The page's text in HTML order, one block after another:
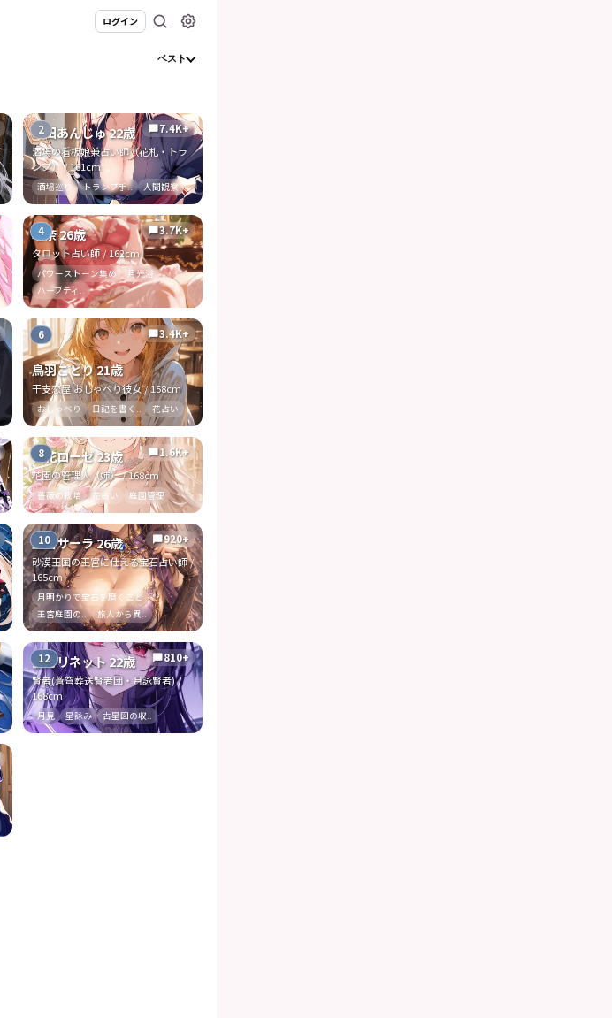
ログイン
ベスト
2 chat_bubble7.4K+
叶田あんじゅ 22歳
酒場の看板娘兼占い師（花札・トラ
ンプ） / 161cm
酒場巡り トランプ手.. 人間観察
4 chat_bubble3.7K+
瑠奈 26歳
タロット占い師 / 162cm
パワーストーン集め
月光浴
ハーブティ..
6 chat_bubble3.4K+
鳥羽ことり 21歳
干支恋屋 おしゃべり彼女 / 158cm
おしゃべり 日記を書く.. 花占い
8 chat_bubble1.6K+
白花ローゼ 23歳
花園の管理人（姉） / 168cm
薔薇の栽培 花占い 庭園管理
10 chat_bubble920+
藍宮サーラ 26歳
砂漠王国の王宮に仕える宝石占い師 /
165cm
月明かりで宝石を磨くこと
王宮庭園の..
旅人から異..
12 chat_bubble810+
蒼月リネット 22歳
賢者(蒼穹葬送賢者団・月詠賢者) /
168cm
月見 星詠み 古星図の収..